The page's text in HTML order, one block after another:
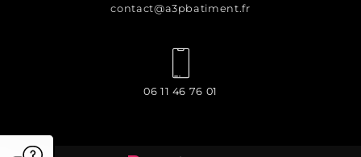
contact@a3pbatiment.fr
06 11 46 76 01